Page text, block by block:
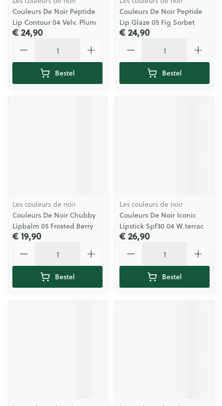
Couleurs De Noir Peptide
Lip Contour 04 Velv. Plum
€ 24,90
Bestel
Couleurs De Noir Peptide
Lip Glaze 05 Fig Sorbet
€ 24,90
Bestel
Les couleurs de noir
Couleurs De Noir Chubby
Lipbalm 05 Frosted Berry
€ 19,90
Bestel
Les couleurs de noir
Couleurs De Noir Iconic
Lipstick Spf30 04 W.terrac
€ 26,90
Bestel